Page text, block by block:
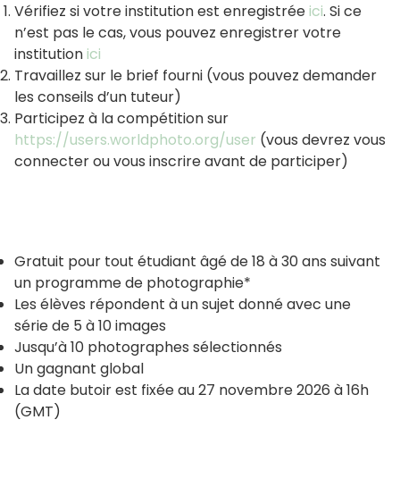
Vérifiez si votre institution est enregistréeici. Si ce
n’est pas le cas, vous pouvez enregistrer votre
institutionici
Travaillez sur le brief fourni (vous pouvez demander
les conseils d’un tuteur)
Participez à la compétition sur
https://users.worldphoto.org/user (vous devrez vous
connecter ou vous inscrire avant de participer)
Gratuit pour tout étudiant âgé de 18 à 30 ans suivant
un programme de photographie*
Les élèves répondent à un sujet donné avec une
série de 5 à 10 images
Jusqu’à 10 photographes sélectionnés
Un gagnant global
La date butoir est fixée au 27 novembre 2026 à 16h
(GMT)